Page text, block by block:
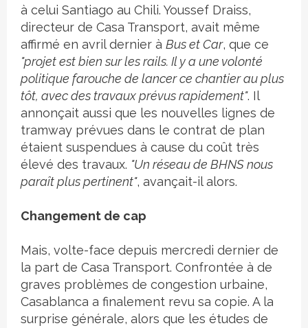
à celui Santiago au Chili. Youssef Draiss,
directeur de Casa Transport, avait même
affirmé en avril dernier à Bus et Car, que ce
"projet est bien sur les rails. Il y a une volonté
politique farouche de lancer ce chantier au plus
tôt, avec des travaux prévus rapidement". Il
annonçait aussi que les nouvelles lignes de
tramway prévues dans le contrat de plan
étaient suspendues à cause du coût très
élevé des travaux. "Un réseau de BHNS nous
paraît plus pertinent", avançait-il alors.
Changement de cap
Mais, volte-face depuis mercredi dernier de
la part de Casa Transport. Confrontée à de
graves problèmes de congestion urbaine,
Casablanca a finalement revu sa copie. A la
surprise générale, alors que les études de